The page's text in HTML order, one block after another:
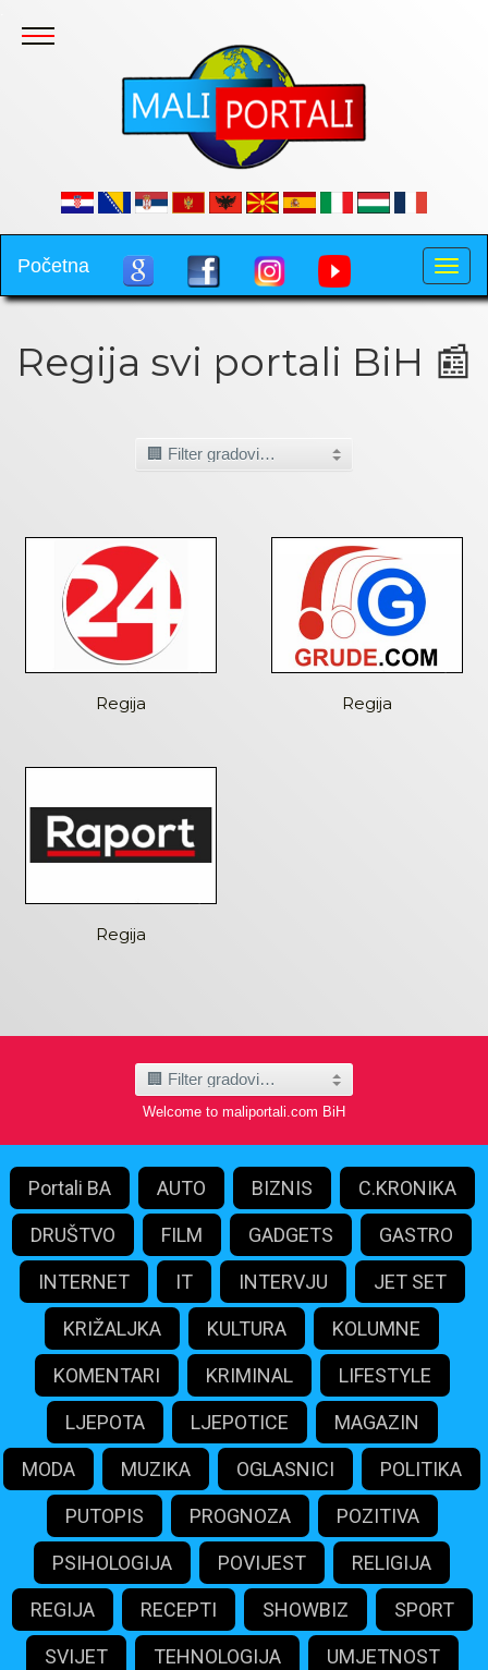
Toggle
Početna
Regija svi portali BiH 📰
Regija Regija
Regija
Welcome to maliportali.com BiH
Portali BA AUTO BIZNIS C.KRONIKA
DRUŠTVO FILM GADGETS GASTRO
INTERNET IT INTERVJU JET SET
KRIŽALJKA KULTURA KOLUMNE
KOMENTARI KRIMINAL LIFESTYLE
LJEPOTA LJEPOTICE MAGAZIN
MODA MUZIKA OGLASNICI POLITIKA
PUTOPIS PROGNOZA POZITIVA
PSIHOLOGIJA POVIJEST RELIGIJA
REGIJA RECEPTI SHOWBIZ SPORT
SVIJET TEHNOLOGIJA UMJETNOST